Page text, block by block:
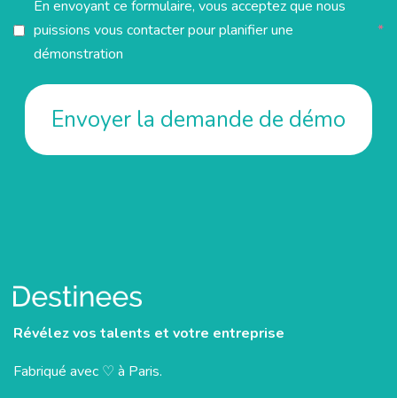
En envoyant ce formulaire, vous acceptez que nous
puissions vous contacter pour planifier une
démonstration
*
Envoyer la demande de démo
Révélez vos talents et votre entreprise
Fabriqué avec ♡ à Paris.